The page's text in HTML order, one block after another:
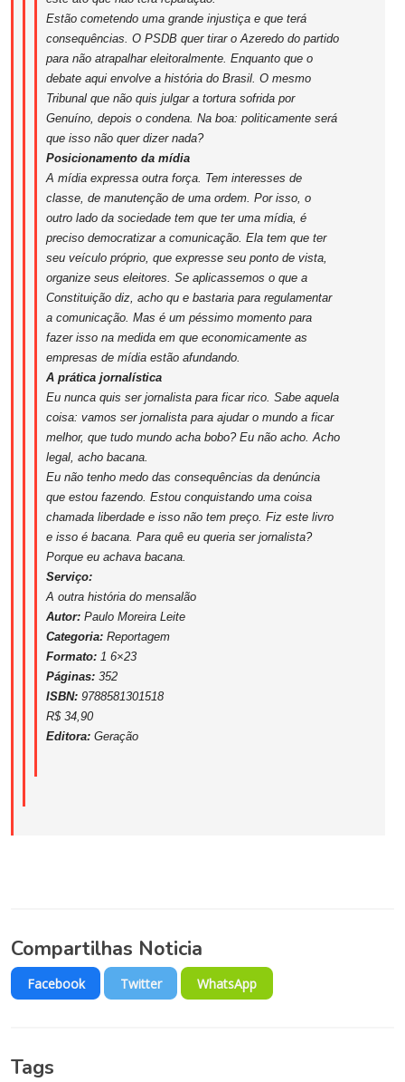
Estão cometendo uma grande injustiça e que terá
consequências. O PSDB quer tirar o Azeredo do partido
para não atrapalhar eleitoralmente. Enquanto que o
debate aqui envolve a história do Brasil. O mesmo
Tribunal que não quis julgar a tortura sofrida por
Genuíno, depois o condena. Na boa: politicamente será
que isso não quer dizer nada?
Posicionamento da mídia
A mídia expressa outra força. Tem interesses de
classe, de manutenção de uma ordem. Por isso, o
outro lado da sociedade tem que ter uma mídia, é
preciso democratizar a comunicação. Ela tem que ter
seu veículo próprio, que expresse seu ponto de vista,
organize seus eleitores. Se aplicassemos o que a
Constituição diz, acho qu e bastaria para regulamentar
a comunicação. Mas é um péssimo momento para
fazer isso na medida em que economicamente as
empresas de mídia estão afundando.
A prática jornalística
Eu nunca quis ser jornalista para ficar rico. Sabe aquela
coisa: vamos ser jornalista para ajudar o mundo a ficar
melhor, que tudo mundo acha bobo? Eu não acho. Acho
legal, acho bacana.
Eu não tenho medo das consequências da denúncia
que estou fazendo. Estou conquistando uma coisa
chamada liberdade e isso não tem preço. Fiz este livro
e isso é bacana. Para quê eu queria ser jornalista?
Porque eu achava bacana.
Serviço:
A outra história do mensalão
Autor: Paulo Moreira Leite
Categoria: Reportagem
Formato: 1 6×23
Páginas:352
ISBN:9788581301518
R$ 34,90
Editora: Geração
Compartilhas Noticia
Facebook Twitter WhatsApp
Tags